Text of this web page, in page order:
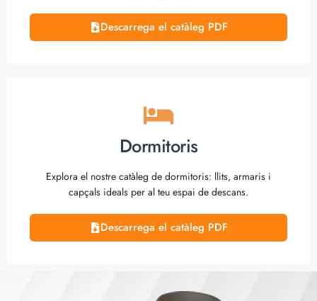
Descarrega el catàleg PDF
Dormitoris
Explora el nostre catàleg de dormitoris: llits, armaris i
capçals ideals per al teu espai de descans.
Descarrega el catàleg PDF